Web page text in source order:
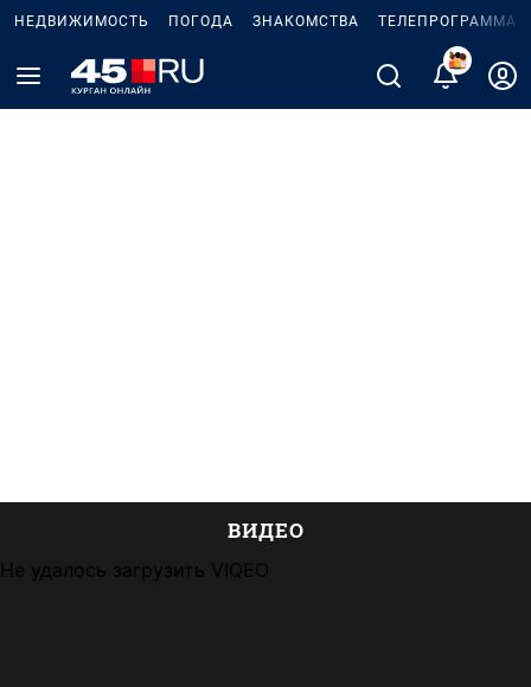
НЕДВИЖИМОСТЬ ПОГОДА ЗНАКОМСТВА ТЕЛЕПРОГРАММА
ВИДЕО
Не удалось загрузить VIQEO